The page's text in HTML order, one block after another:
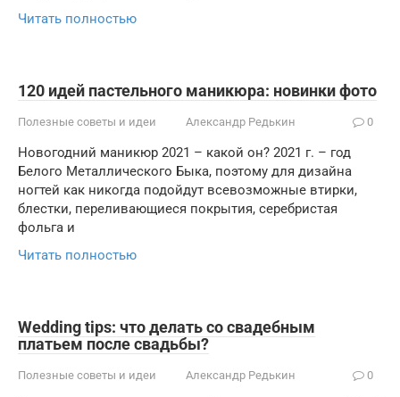
Читать полностью
120 идей пастельного маникюра: новинки фото
Полезные советы и идеи Александр Редькин 0
Новогодний маникюр 2021 – какой он? 2021 г. – год
Белого Металлического Быка, поэтому для дизайна
ногтей как никогда подойдут всевозможные втирки,
блестки, переливающиеся покрытия, серебристая
фольга и
Читать полностью
Wedding tips: что делать со свадебным
платьем после свадьбы?
Полезные советы и идеи Александр Редькин 0